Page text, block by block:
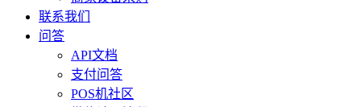
联系我们
问答
API文档
支付问答
POS机社区